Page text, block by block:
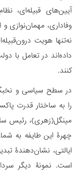
آیین‌های قبیله‌ای،
وفاداری، مهمان‌نوازی
نه‌تنها هویت
داده‌اند در تعامل با
کنند.
در سطح سیاسی و
را به ساختار قدرت
مینگل(زهری)، رئیس
چهرۀ این طایفه به
ایالتی، نشان‌دهندۀ
است. نمونۀ دیگر